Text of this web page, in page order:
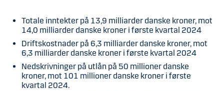
Totale inntekter på 13,9 milliarder danske kroner, mot
14,0 milliarder danske kroner i første kvartal 2024
Driftskostnader på 6,3 milliarder danske kroner, mot
6,3 milliarder danske kroner i første kvartal 2024
Nedskrivninger på utlån på 50 millioner danske
kroner, mot 101 millioner danske kroner i første
kvartal 2024.